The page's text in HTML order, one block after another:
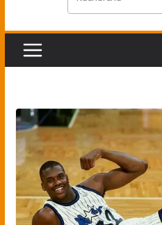
Pau Gasol
l’année